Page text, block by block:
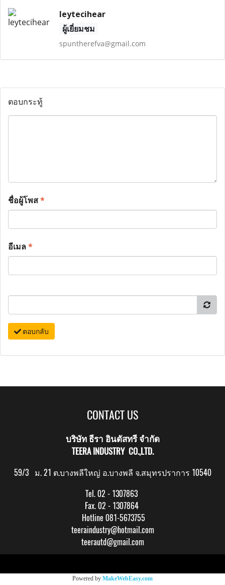
leytecihear
ผู้เยี่ยมชม
spuntherefva@gmail.com
ตอบกระทู้
ชื่อผู้โพส*
อีเมล*
ตอบกลับ
CONTACT US
บริษัท ธีรา อินดัสทรี จำกัด
TEERA INDUSTRY CO.,LTD.
59/3 ม. 21 ต.บางพลีใหญ่ อ.บางพลี จ.สมุทรปราการ 10540
Tel. 02 - 1307863
Fax. 02 - 1307864
Hotline 081-5673755
teeraindustry@hotmail.com
teerautd@gmail.com
Powered by MakeWebEasy.com